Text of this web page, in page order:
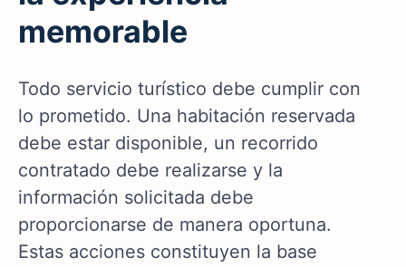
memorable
Todo servicio turístico debe cumplir con
lo prometido. Una habitación reservada
debe estar disponible, un recorrido
contratado debe realizarse y la
información solicitada debe
proporcionarse de manera oportuna.
Estas acciones constituyen la base